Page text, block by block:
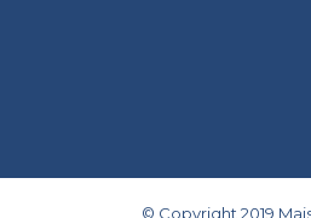
© Copyright 2019